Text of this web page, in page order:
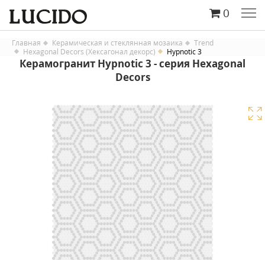
0
Главная Керамическая и стеклянная мозаика
Trend
Hexagonal Decors (Хексагонал декорс)
Hypnotic 3
Керамогранит Hypnotic 3 - серия Hexagonal
Decors